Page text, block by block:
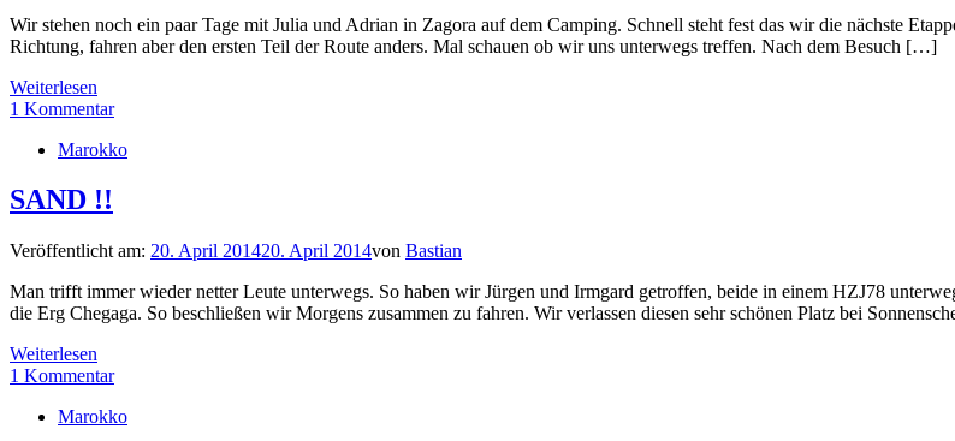
Wir stehen noch ein paar Tage mit Julia und Adrian in Zagora auf dem Camping. Schnell steht fest das wir die nächste
Richtung, fahren aber den ersten Teil der Route anders. Mal schauen ob wir uns unterwegs treffen. Nach dem Besuch […]
Weiterlesen
1 Kommentar
Marokko
SAND !!
Veröffentlicht am: 20. April 201420. April 2014von Bastian
Man trifft immer wieder netter Leute unterwegs. So haben wir Jürgen und Irmgard getroffen, beide in einem HZJ78
die Erg Chegaga. So beschließen wir Morgens zusammen zu fahren. Wir verlassen diesen sehr schönen Platz bei
Weiterlesen
1 Kommentar
Marokko